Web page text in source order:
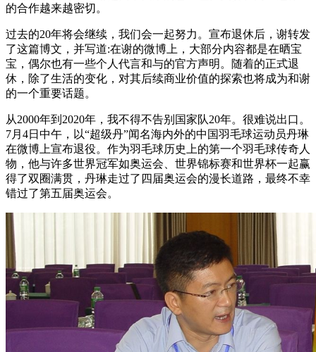
的合作越来越密切。
过去的20年将会继续，我们会一起努力。宣布退休后，谢转发
了这篇博文，并写道:在谢的微博上，大部分内容都是在晒宝
宝，偶尔也有一些个人代言和与的官方声明。随着的正式退
休，除了生活的变化，对其后续商业价值的探索也将成为和谢
的一个重要话题。
从2000年到2020年，我不得不告别国家队20年。很难说出口。
7月4日中午，以“超级丹”闻名海内外的中国羽毛球运动员丹琳
在微博上宣布退役。作为羽毛球历史上的第一个羽毛球传奇人
物，他与许多世界冠军如奥运会、世界锦标赛和世界杯一起赢
得了双圈满贯，丹琳走过了四届奥运会的漫长道路，最终不幸
错过了第五届奥运会。